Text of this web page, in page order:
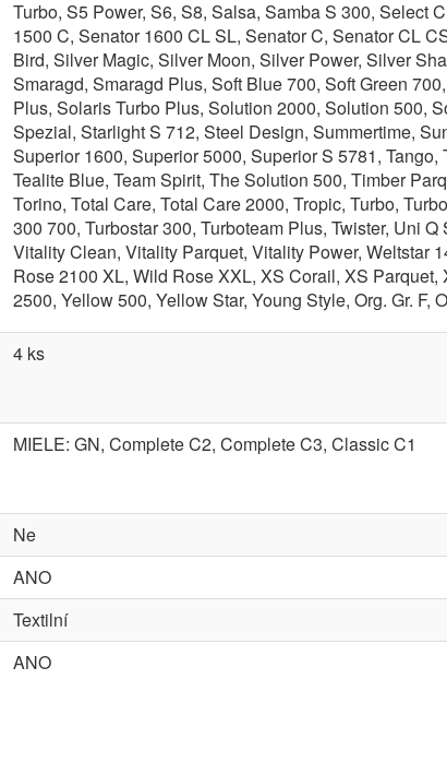
Turbo, S5 Power, S6, S8, Salsa, Samba S 300, Select
1500 C, Senator 1600 CL SL, Senator C, Senator CL
Bird, Silver Magic, Silver Moon, Silver Power, Silver
Smaragd, Smaragd Plus, Soft Blue 700, Soft Green
Plus, Solaris Turbo Plus, Solution 2000, Solution 500,
Spezial, Starlight S 712, Steel Design, Summertime,
Superior 1600, Superior 5000, Superior S 5781,
Tealite Blue, Team Spirit, The Solution 500, Timber
Torino, Total Care, Total Care 2000, Tropic, Turbo,
300 700, Turbostar 300, Turboteam Plus, Twister, Uni
Vitality Clean, Vitality Parquet, Vitality Power, Weltstar
Rose 2100 XL, Wild Rose XXL, XS Corail, XS
2500, Yellow 500, Yellow Star, Young Style, Org. Gr. F,
4 ks
MIELE: GN, Complete C2, Complete C3, Classic C1
Ne
ANO
Textilní
ANO